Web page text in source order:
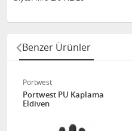
Benzer Ürünler
Portwest
Portwest PU Kaplama
Eldiven